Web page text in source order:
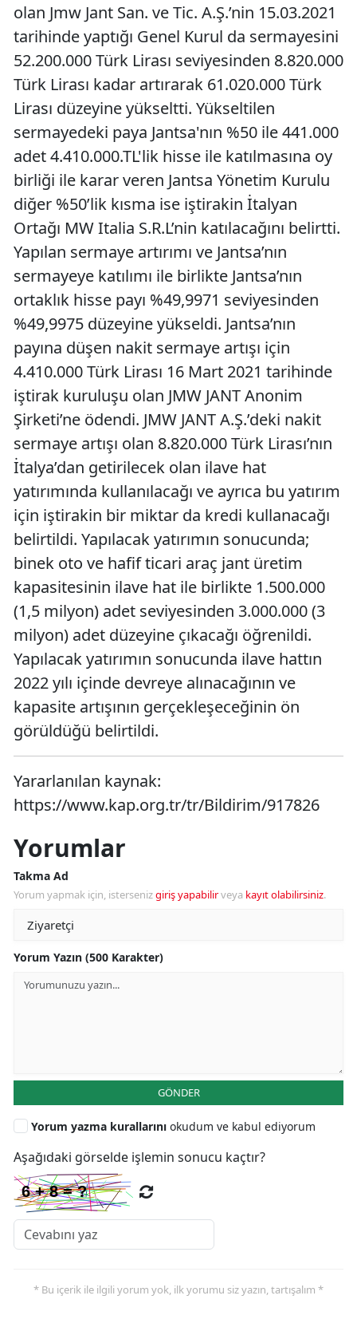
olan Jmw Jant San. ve Tic. A.Ş.’nin 15.03.2021
tarihinde yaptığı Genel Kurul da sermayesini
52.200.000 Türk Lirası seviyesinden 8.820.000
Türk Lirası kadar artırarak 61.020.000 Türk
Lirası düzeyine yükseltti. Yükseltilen
sermayedeki paya Jantsa'nın %50 ile 441.000
adet 4.410.000.TL'lik hisse ile katılmasına oy
birliği ile karar veren Jantsa Yönetim Kurulu
diğer %50’lik kısma ise iştirakin İtalyan
Ortağı MW Italia S.R.L’nin katılacağını belirtti.
Yapılan sermaye artırımı ve Jantsa’nın
sermayeye katılımı ile birlikte Jantsa’nın
ortaklık hisse payı %49,9971 seviyesinden
%49,9975 düzeyine yükseldi. Jantsa’nın
payına düşen nakit sermaye artışı için
4.410.000 Türk Lirası 16 Mart 2021 tarihinde
iştirak kuruluşu olan JMW JANT Anonim
Şirketi’ne ödendi. JMW JANT A.Ş.’deki nakit
sermaye artışı olan 8.820.000 Türk Lirası’nın
İtalya’dan getirilecek olan ilave hat
yatırımında kullanılacağı ve ayrıca bu yatırım
için iştirakin bir miktar da kredi kullanacağı
belirtildi. Yapılacak yatırımın sonucunda;
binek oto ve hafif ticari araç jant üretim
kapasitesinin ilave hat ile birlikte 1.500.000
(1,5 milyon) adet seviyesinden 3.000.000 (3
milyon) adet düzeyine çıkacağı öğrenildi.
Yapılacak yatırımın sonucunda ilave hattın
2022 yılı içinde devreye alınacağının ve
kapasite artışının gerçekleşeceğinin ön
görüldüğü belirtildi.
Yararlanılan kaynak:
https://www.kap.org.tr/tr/Bildirim/917826
Yorumlar
Takma Ad
Yorum yapmak için, istersenizgiriş yapabilirveya kayıt olabilirsiniz.
Yorum Yazın (500 Karakter)
GÖNDER
Yorum yazma kurallarını okudum ve kabul ediyorum
Aşağıdaki görselde işlemin sonucu kaçtır?
* Bu içerik ile ilgili yorum yok, ilk yorumu siz yazın, tartışalım *